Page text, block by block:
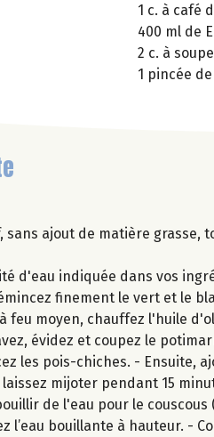
1 c. à café
400 ml de
2 c. à
1 pincée
sans ajout de matière
d'eau indiquée dans vos
finement le vert et le
feu moyen, chauffez l'huile
évidez et coupez le
les pois-chiches. - Ensuite,
mijoter pendant 15
bouillir de l'eau pour le
l’eau bouillante à hauteur. -